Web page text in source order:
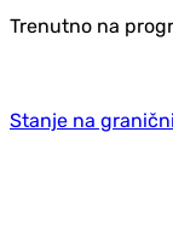
Trenutno na
Stanje na